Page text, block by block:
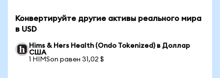
Конвертируйте другие активы реального мира
в USD
Hims & Hers Health (Ondo Tokenized) в Доллар
США
1 HIMSon равен 31,02 $